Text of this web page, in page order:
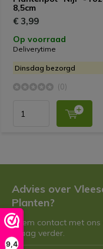
9,4
8,5cm
€ 3,99
Op voorraad
Deliverytime
Dinsdag bezorgd
(0)
Advies over
Planten?
Neem contact met ons
graag verder.